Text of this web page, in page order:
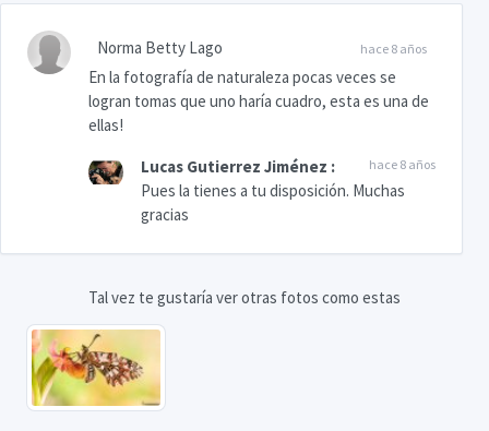
hace 8 años
Norma Betty Lago
En la fotografía de naturaleza pocas veces se
logran tomas que uno haría cuadro, esta es una de
ellas!
Lucas Gutierrez Jiménez : hace 8 años
Pues la tienes a tu disposición. Muchas
gracias
Tal vez te gustaría ver otras fotos como estas